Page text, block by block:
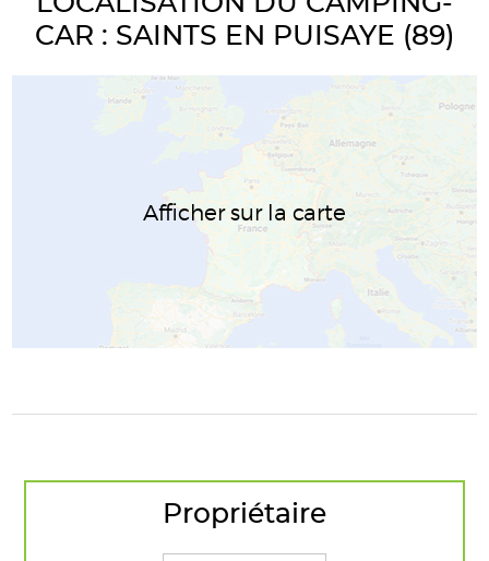
CAR : SAINTS EN PUISAYE (89)
Afficher sur la carte
Propriétaire